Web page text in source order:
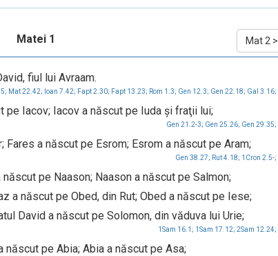
Matei 1 Mat 2 >
fiul lui Avraam.
Mat 22.42; Ioan 7.42; Fapt 2.30; Fapt 13.23; Rom 1.3; Gen 12.3; Gen 22.18; Gal 3.16;
pe Iacov; Iacov a născut pe Iuda şi fraţii lui;
Gen 21.2-3; Gen 25.26; Gen 29.35;
Fares a născut pe Esrom; Esrom a născut pe Aram;
Gen 38.27; Rut 4.18; 1Cron 2.5-;
pe Naason; Naason a născut pe Salmon;
a născut pe Obed, din Rut; Obed a născut pe Iese;
David a născut pe Solomon, din văduva lui Urie;
1Sam 16.1; 1Sam 17.12; 2Sam 12.24;
născut pe Abia; Abia a născut pe Asa;